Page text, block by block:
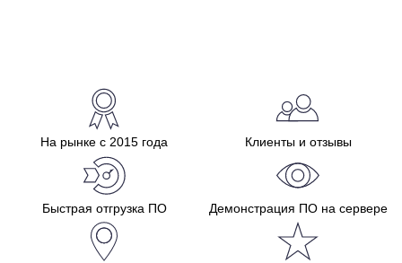
На рынке с 2015 года Клиенты и отзывы
Быстрая отгрузка ПО Демонстрация ПО на сервере